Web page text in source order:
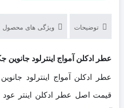
جکوینز
توضیحات ویژگی های محصول
عطر ادکلن آمواج اینترلود جانوین
عطر ادکلن آمواج اینترلود
قیمت اصل عطر ادکلن اینتر عود